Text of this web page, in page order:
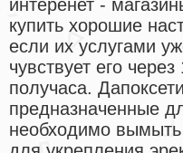
интеренет -
купить хорошие
если их услугами
чувствует его
получаса.
предназначенные
необходимо вымыть